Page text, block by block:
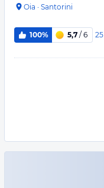
Oia · Santorini
100% 5,7 / 6 25